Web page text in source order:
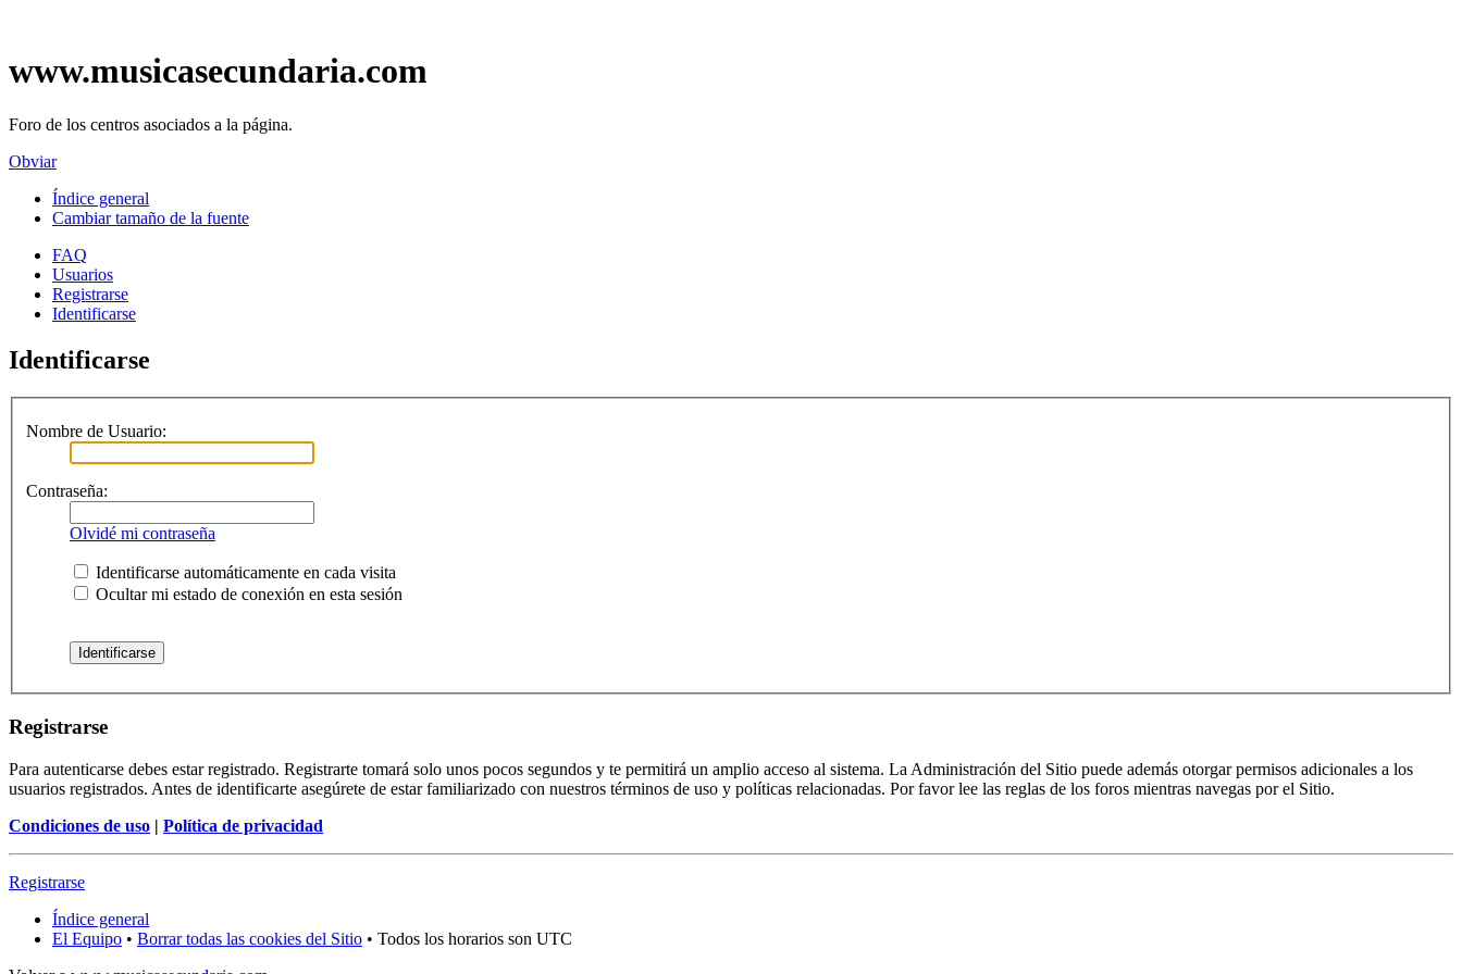
www.musicasecundaria.com
Foro de los centros asociados a la página.
Obviar
Índice general
Cambiar tamaño de la fuente
FAQ
Usuarios
Registrarse
Identificarse
Identificarse
Nombre de Usuario:
Contraseña:
Olvidé mi contraseña
Identificarse automáticamente en cada visita
Ocultar mi estado de conexión en esta sesión
Registrarse
Para autenticarse debes estar registrado. Registrarte tomará solo unos pocos segundos y te permitirá un amplio acceso al sistema. La Administración del Sitio puede además otorgar permisos adicionales a los
usuarios registrados. Antes de identificarte asegúrete de estar familiarizado con nuestros términos de uso y políticas relacionadas. Por favor lee las reglas de los foros mientras navegas por el Sitio.
Condiciones de uso | Política de privacidad
Registrarse
Índice general
El Equipo • Borrar todas las cookies del Sitio • Todos los horarios son UTC